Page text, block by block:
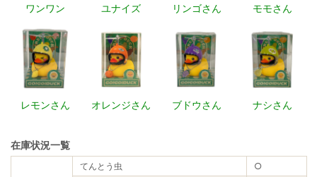
ワンワン ユナイズ リンゴさん モモさん
レモンさん オレンジさん ブドウさん ナシさん
在庫状況一覧
てんとう虫 ○